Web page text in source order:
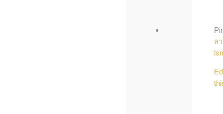
ล